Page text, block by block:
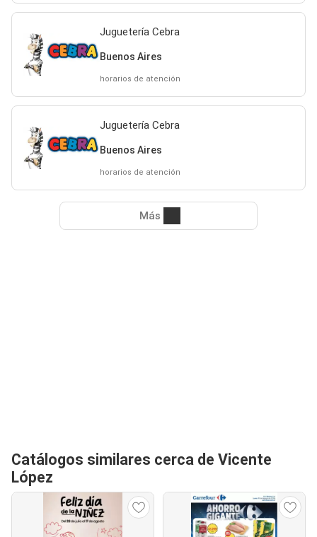
Juguetería Cebra
Buenos Aires
horarios de atención
Juguetería Cebra
Buenos Aires
horarios de atención
Más
Catálogos similares cerca de Vicente
López